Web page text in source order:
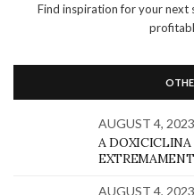
Find inspiration for your
AUGUST 4, 2023
A DOXICICLINA
AUGUST 4, 2023